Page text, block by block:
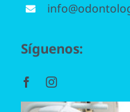
Ortodoncia
Síguenos: